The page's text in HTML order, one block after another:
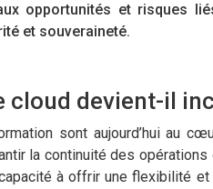
opportunités et risques
et souveraineté.
cloud devient-il
sont aujourd’hui au
la continuité des
à offrir une flexibilité